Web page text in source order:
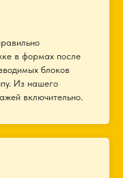
в формах после
блоков
Из нашего
включительно.